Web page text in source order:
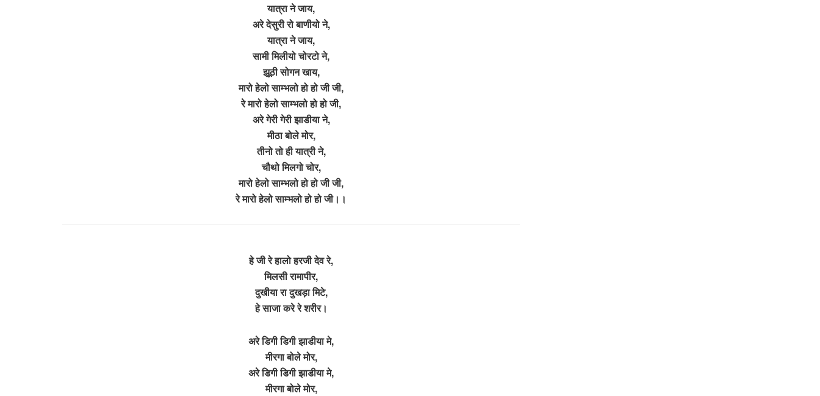
यात्रा ने जाय,
अरे देसुरी रो बाणीयो ने,
यात्रा ने जाय,
सामी मिलीयो चोरटो ने,
झूठी सोगन खाय,
मारो हेलो साम्भलो हो हो जी जी,
रे मारो हेलो साम्भलो हो हो जी,
अरे गेरी गेरी झाडीया ने,
मीठा बोले मोर,
तीनो तो ही यात्री ने,
चौथो मिलगो चोर,
मारो हेलो साम्भलो हो हो जी जी,
रे मारो हेलो साम्भलो हो हो जी।।
हे जी रे हालो हरजी देव रे,
मिलसी रामापीर,
दुखीया रा दुखड़ा मिटे,
हे साजा करे रे शरीर।
अरे डिगी डिगी झाडीया मे,
मीरगा बोले मोर,
अरे डिगी डिगी झाडीया मे,
मीरगा बोले मोर,